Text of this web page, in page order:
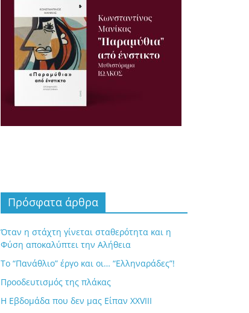
Πρόσφατα άρθρα
Όταν η στάχτη γίνεται σταθερότητα και η
Φύση αποκαλύπτει την Αλήθεια
Το “Πανάθλιο” έργο και οι… “Ελληναράδες”!
Προοδευτισμός της πλάκας
Η Εβδομάδα που δεν μας Είπαν XXVIII